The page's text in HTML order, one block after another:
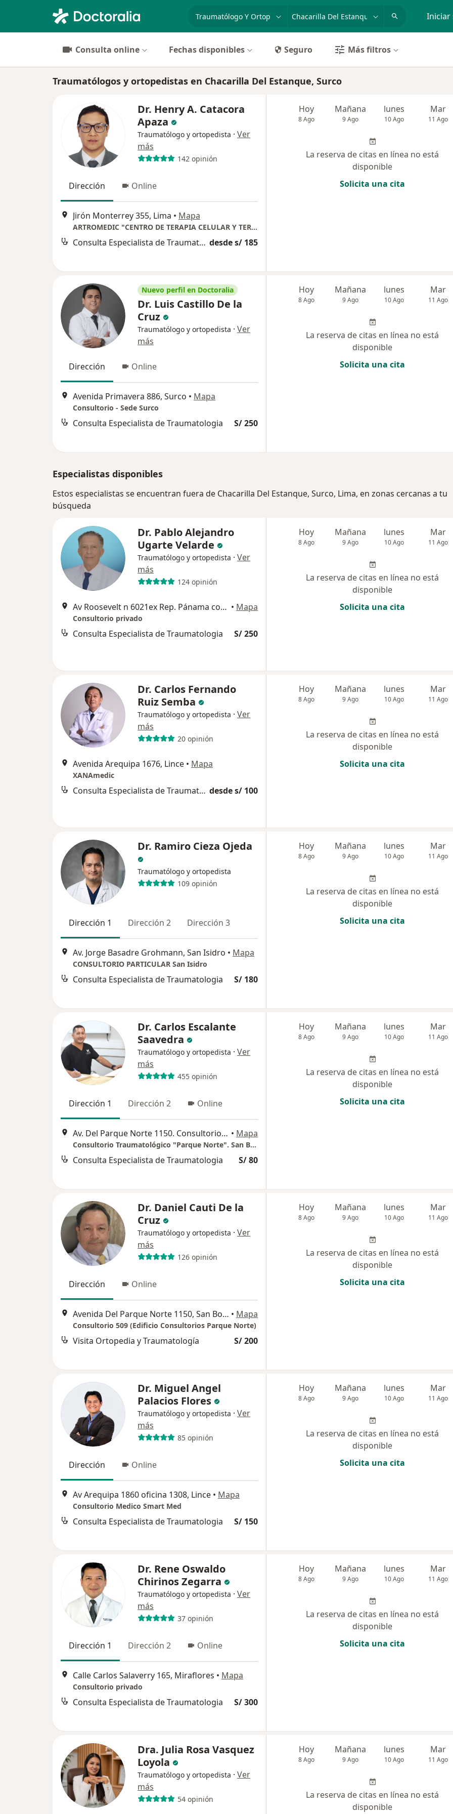
especialidad, enfermedad o nombre Iniciar
Consulta online Fechas disponibles Seguro Más filtros
Traumatólogos y ortopedistas en Chacarilla Del Estanque, Surco
Dr. Henry A. Catacora
Apaza
Traumatólogo y ortopedista · Ver
más
142 opinión
Dirección Online
Jirón Monterrey 355, Lima • Mapa
ARTROMEDIC "CENTRO DE TERAPIA CELULAR Y TERAPIA DE ALTA GAMA EN TRAUMATOLOGIA"
Consulta Especialista de Traumatologia desde s/ 185
Hoy
8 Ago
Mañana
9 Ago
lunes
10 Ago
Mar
11 Ago
La reserva de citas en línea no está
disponible
Solicita una cita
Nuevo perfil en Doctoralia
Dr. Luis Castillo De la
Cruz
Traumatólogo y ortopedista · Ver
más
Dirección Online
Avenida Primavera 886, Surco • Mapa
Consultorio - Sede Surco
Consulta Especialista de Traumatologia S/ 250
Hoy
8 Ago
Mañana
9 Ago
lunes
10 Ago
Mar
11 Ago
La reserva de citas en línea no está
disponible
Solicita una cita
Especialistas disponibles
Estos especialistas se encuentran fuera de Chacarilla Del Estanque, Surco, Lima, en zonas cercanas a tu
búsqueda
Dr. Pablo Alejandro
Ugarte Velarde
Traumatólogo y ortopedista · Ver
más
124 opinión
Av Roosevelt n 6021ex Rep. Pánama con Av Ricardo Palma, Oficina 406 Edificio Roosevelt 6000, Miraflores • Mapa
Consultorio privado
Consulta Especialista de Traumatologia S/ 250
Hoy
8 Ago
Mañana
9 Ago
lunes
10 Ago
Mar
11 Ago
La reserva de citas en línea no está
disponible
Solicita una cita
Dr. Carlos Fernando
Ruiz Semba
Traumatólogo y ortopedista · Ver
más
20 opinión
Avenida Arequipa 1676, Lince • Mapa
XANAmedic
Consulta Especialista de Traumatologia desde s/ 100
Hoy
8 Ago
Mañana
9 Ago
lunes
10 Ago
Mar
11 Ago
La reserva de citas en línea no está
disponible
Solicita una cita
Dr. Ramiro Cieza Ojeda
Traumatólogo y ortopedista
109 opinión
Dirección 1 Dirección 2 Dirección 3
Av. Jorge Basadre Grohmann, San Isidro • Mapa
CONSULTORIO PARTICULAR San Isidro
Consulta Especialista de Traumatologia S/ 180
Hoy
8 Ago
Mañana
9 Ago
lunes
10 Ago
Mar
11 Ago
La reserva de citas en línea no está
disponible
Solicita una cita
Dr. Carlos Escalante
Saavedra
Traumatólogo y ortopedista · Ver
más
455 opinión
Dirección 1 Dirección 2 Online
Av. Del Parque Norte 1150. Consultorio 806, San Borja • Mapa
Consultorio Traumatológico "Parque Norte". San Borja
Consulta Especialista de Traumatologia S/ 80
Hoy
8 Ago
Mañana
9 Ago
lunes
10 Ago
Mar
11 Ago
La reserva de citas en línea no está
disponible
Solicita una cita
Dr. Daniel Cauti De la
Cruz
Traumatólogo y ortopedista · Ver
más
126 opinión
Dirección Online
Avenida Del Parque Norte 1150, San Borja • Mapa
Consultorio 509 (Edificio Consultorios Parque Norte)
Visita Ortopedia y Traumatología S/ 200
Hoy
8 Ago
Mañana
9 Ago
lunes
10 Ago
Mar
11 Ago
La reserva de citas en línea no está
disponible
Solicita una cita
Dr. Miguel Angel
Palacios Flores
Traumatólogo y ortopedista · Ver
más
85 opinión
Dirección Online
Av Arequipa 1860 oficina 1308, Lince • Mapa
Consultorio Medico Smart Med
Consulta Especialista de Traumatologia S/ 150
Hoy
8 Ago
Mañana
9 Ago
lunes
10 Ago
Mar
11 Ago
La reserva de citas en línea no está
disponible
Solicita una cita
Dr. Rene Oswaldo
Chirinos Zegarra
Traumatólogo y ortopedista · Ver
más
37 opinión
Dirección 1 Dirección 2 Online
Calle Carlos Salaverry 165, Miraflores • Mapa
Consultorio privado
Consulta Especialista de Traumatologia S/ 300
Hoy
8 Ago
Mañana
9 Ago
lunes
10 Ago
Mar
11 Ago
La reserva de citas en línea no está
disponible
Solicita una cita
Dra. Julia Rosa Vasquez
Loyola
Traumatólogo y ortopedista · Ver
más
54 opinión
Hoy
8 Ago
Mañana
9 Ago
lunes
10 Ago
Mar
11 Ago
La reserva de citas en línea no está
disponible